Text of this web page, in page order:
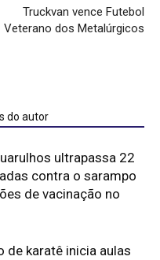
Truckvan vence Futebol
Veterano dos Metalúrgicos
do autor
ultrapassa 22
contra o sarampo
de vacinação no
de karatê inicia aulas